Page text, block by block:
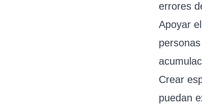
errores
Apoyar
Crear
puedan